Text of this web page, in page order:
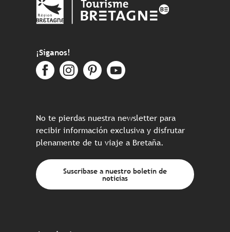
¡Síganos!
No te pierdas nuestra newsletter para
recibir información exclusiva y disfrutar
plenamente de tu viaje a Bretaña.
Suscríbase a nuestro boletín de
noticias